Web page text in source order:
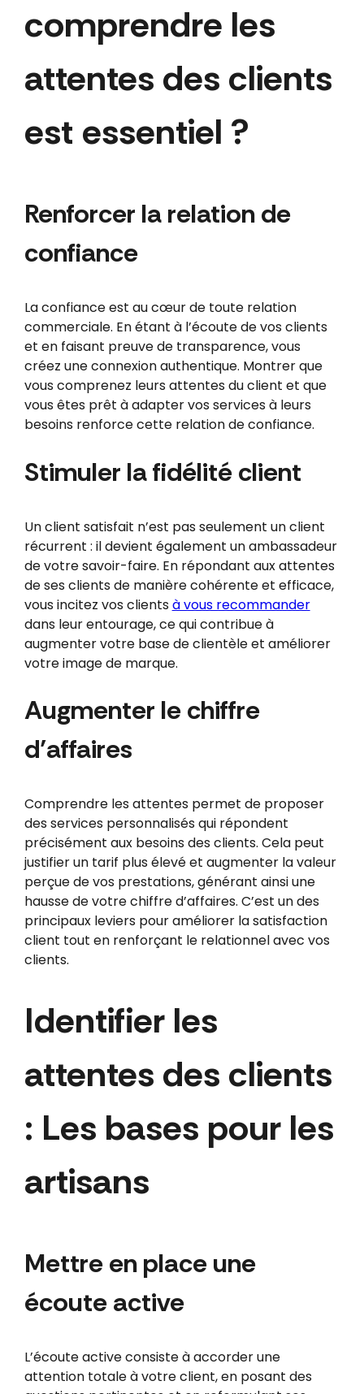
comprendre les
attentes des clients
est essentiel ?
Renforcer la relation de
confiance
La confiance est au cœur de toute relation
commerciale. En étant à l’écoute de vos clients
et en faisant preuve de transparence, vous
créez une connexion authentique. Montrer que
vous comprenez leurs attentes du client et que
vous êtes prêt à adapter vos services à leurs
besoins renforce cette relation de confiance.
Stimuler la fidélité client
Un client satisfait n’est pas seulement un client
récurrent : il devient également un ambassadeur
de votre savoir-faire. En répondant aux attentes
de ses clients de manière cohérente et efficace,
vous incitez vos clientsà vous recommander
dans leur entourage, ce qui contribue à
augmenter votre base de clientèle et améliorer
votre image de marque.
Augmenter le chiffre
d’affaires
Comprendre les attentes permet de proposer
des services personnalisés qui répondent
précisément aux besoins des clients. Cela peut
justifier un tarif plus élevé et augmenter la valeur
perçue de vos prestations, générant ainsi une
hausse de votre chiffre d’affaires. C’est un des
principaux leviers pour améliorer la satisfaction
client tout en renforçant le relationnel avec vos
clients.
Identifier les
attentes des clients
: Les bases pour les
artisans
Mettre en place une
écoute active
L’écoute active consiste à accorder une
attention totale à votre client, en posant des